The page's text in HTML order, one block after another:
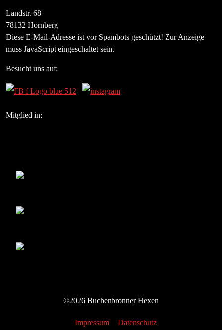
Landstr. 68
78132 Hornberg
Diese E-Mail-Adresse ist vor Spambots geschützt! Zur Anzeige
muss JavaScript eingeschaltet sein.
Besucht uns auf:
Mitglied in:
©2026 Buchenbronner Hexen
Impressum Datenschutz